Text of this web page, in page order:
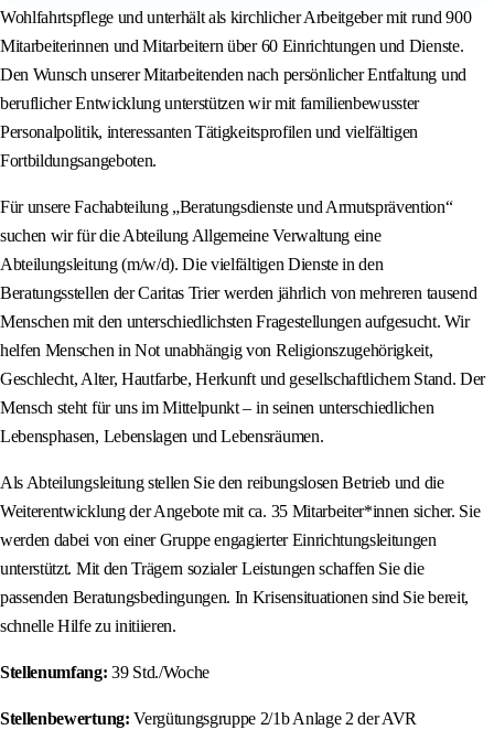
Wohlfahrtspflege und unterhält als kirchlicher Arbeitgeber mit rund 900
Mitarbeiterinnen und Mitarbeitern über 60 Einrichtungen und Dienste.
Den Wunsch unserer Mitarbeitenden nach persönlicher Entfaltung und
beruflicher Entwicklung unterstützen wir mit familienbewusster
Personalpolitik, interessanten Tätigkeitsprofilen und vielfältigen
Fortbildungsangeboten.
Für unsere Fachabteilung „Beratungsdienste und Armutsprävention“
suchen wir für die Abteilung Allgemeine Verwaltung eine
Abteilungsleitung (m/w/d). Die vielfältigen Dienste in den
Beratungsstellen der Caritas Trier werden jährlich von mehreren tausend
Menschen mit den unterschiedlichsten Fragestellungen aufgesucht. Wir
helfen Menschen in Not unabhängig von Religionszugehörigkeit,
Geschlecht, Alter, Hautfarbe, Herkunft und gesellschaftlichem Stand. Der
Mensch steht für uns im Mittelpunkt – in seinen unterschiedlichen
Lebensphasen, Lebenslagen und Lebensräumen.
Als Abteilungsleitung stellen Sie den reibungslosen Betrieb und die
Weiterentwicklung der Angebote mit ca. 35 Mitarbeiter*innen sicher. Sie
werden dabei von einer Gruppe engagierter Einrichtungsleitungen
unterstützt. Mit den Trägern sozialer Leistungen schaffen Sie die
passenden Beratungsbedingungen. In Krisensituationen sind Sie bereit,
schnelle Hilfe zu initiieren.
Stellenumfang: 39 Std./Woche
Stellenbewertung: Vergütungsgruppe 2/1b Anlage 2 der AVR